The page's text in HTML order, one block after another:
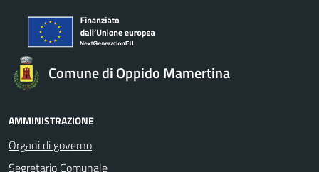
Comune di Oppido Mamertina
AMMINISTRAZIONE
Organi di governo
Segretario Comunale